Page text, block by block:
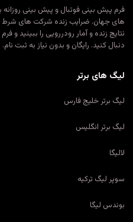
فرم پیش بینی فوتبال و پیش بینی روزانه
های جهان. ضرایب زنده شرکت های شرط
نتایج زنده و آمار رودررویی را ببینید و
دنبال کنید. رایگان و بدون نیاز به ثبت نام.
لیگ های برتر
لیگ برتر خلیج فارس
لیگ برتر انگلیس
لالیگا
سوپر لیگ ترکیه
بوندس لیگا